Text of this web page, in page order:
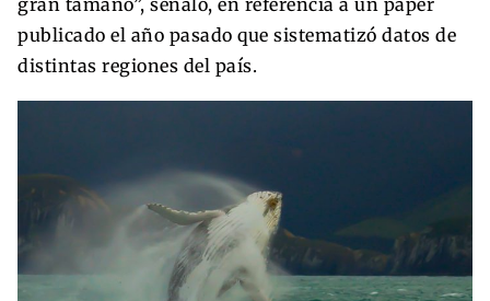
publicado el año pasado que sistematizó datos de
distintas regiones del país.